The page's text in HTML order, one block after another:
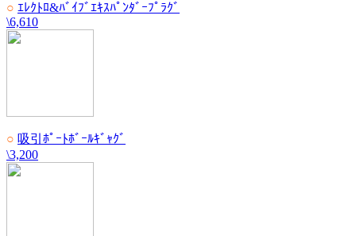
○ ｴﾚｸﾄﾛ&ﾊﾞｲﾌﾞｴｷｽﾊﾟﾝﾀﾞｰﾌﾟﾗｸﾞ
\6,610
○ 吸引ﾎﾟｰﾄﾎﾞｰﾙｷﾞｬｸﾞ
\3,200